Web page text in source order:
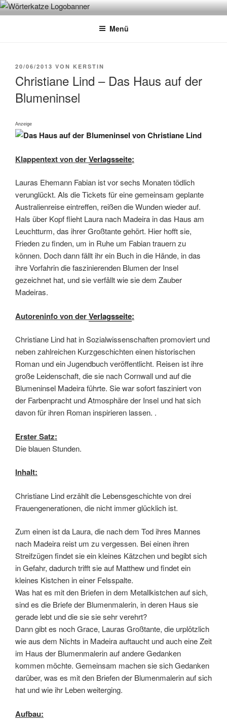
Zum
InhaltWÖRTERKATZE
Von Büchern erzählen
Menü
VERÖFFENTLICHT
20/06/2013 VON KERSTIN
Christiane Lind – Das Haus auf der
Blumeninsel
Anzeige
Klappentext von derVerlagsseite:
Lauras Ehemann Fabian ist vor sechs Monaten tödlich
verunglückt. Als die Tickets für eine gemeinsam geplante
Australienreise eintreffen, reißen die Wunden wieder auf.
Hals über Kopf flieht Laura nach Madeira in das Haus am
Leuchtturm, das ihrer Großtante gehört. Hier hofft sie,
Frieden zu finden, um in Ruhe um Fabian trauern zu
können. Doch dann fällt ihr ein Buch in die Hände, in das
ihre Vorfahrin die faszinierenden Blumen der Insel
gezeichnet hat, und sie verfällt wie sie dem Zauber
Madeiras.
Autoreninfo von derVerlagsseite:
Christiane Lind hat in Sozialwissenschaften promoviert und
neben zahlreichen Kurzgeschichten einen historischen
Roman und ein Jugendbuch veröffentlicht. Reisen ist ihre
große Leidenschaft, die sie nach Cornwall und auf die
Blumeninsel Madeira führte. Sie war sofort fasziniert von
der Farbenpracht und Atmosphäre der Insel und hat sich
davon für ihren Roman inspirieren lassen. .
Erster Satz:
Die blauen Stunden.
Inhalt:
Christiane Lind erzählt die Lebensgeschichte von drei
Frauengenerationen, die nicht immer glücklich ist.
Zum einen ist da Laura, die nach dem Tod ihres Mannes
nach Madeira reist um zu vergessen. Bei einen ihren
Streifzügen findet sie ein kleines Kätzchen und begibt sich
in Gefahr, dadurch trifft sie auf Matthew und findet ein
kleines Kistchen in einer Felsspalte.
Was hat es mit den Briefen in dem Metallkistchen auf sich,
sind es die Briefe der Blumenmalerin, in deren Haus sie
gerade lebt und die sie sie sehr verehrt?
Dann gibt es noch Grace, Lauras Großtante, die urplötzlich
wie aus dem Nichts in Madeira auftaucht und auch eine Zeit
im Haus der Blumenmalerin auf andere Gedanken
kommen möchte. Gemeinsam machen sie sich Gedanken
darüber, was es mit den Briefen der Blumenmalerin auf sich
hat und wie ihr Leben weiterging.
Aufbau: